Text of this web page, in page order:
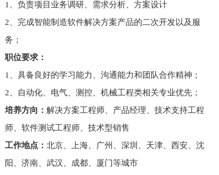
1、 负责项目业务调研、需求分析、方案设计
2、完成智能制造软件解决方案产品的二次开发以及服
务；
职位要求：
1、 具备良好的学习能力、沟通能力和团队合作精神；
2、
自动化、电气、测控、机械工程类相关专业优先；
培养方向： 解决方案工程师、产品经理、技术支持工程
师、软件测试工程师、技术型销售
工作地点： 北京、上海、广州、深圳、天津、西安、沈
阳、济南、武汉、成都、厦门等城市